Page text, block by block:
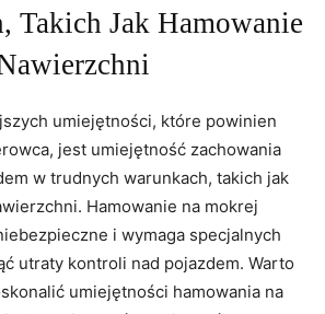
Takich Jak Hamowanie⁢
umiejętności, które powinien
jest umiejętność zachowania
w trudnych ‍warunkach,​ takich ​jak
Hamowanie ⁤na mokrej
i wymaga‍ specjalnych
utraty kontroli nad⁢ pojazdem. ‌Warto
umiejętności hamowania ‍na‍